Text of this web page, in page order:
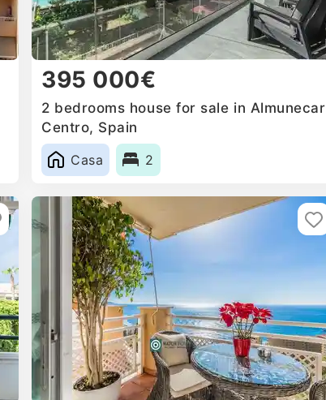
395 000€
2 bedrooms house for sale in Almunecar
Centro, Spain
Casa
2